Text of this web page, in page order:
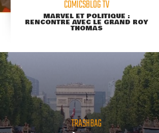
COMICSBLOG TV
MARVEL ET POLITIQUE :
RENCONTRE AVEC LE GRAND ROY
THOMAS
TRASHBAG